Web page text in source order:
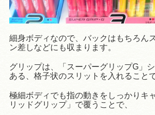
細身ボディなので、バックはもちろん
ン差しなどにも収まります。
グリップは、「スーパーグリップG」
ある、格子状のスリットを入れることで
極細ボディでも指の動きをしっかりキ
リッドグリップ」で覆うことで、